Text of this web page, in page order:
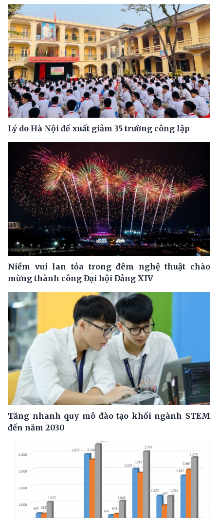
Lý do Hà Nội đề xuất giảm 35 trường công lập
Niềm vui lan tỏa trong đêm nghệ thuật chào
mừng thành công Đại hội Đảng XIV
Tăng nhanh quy mô đào tạo khối ngành STEM
đến năm 2030